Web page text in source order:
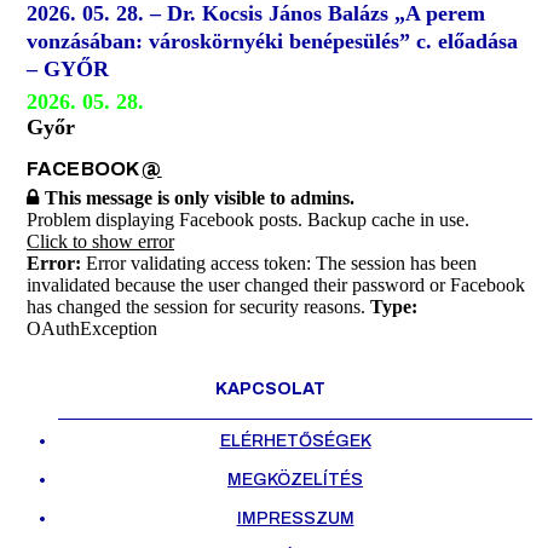
2026. 05. 28. – Dr. Kocsis János Balázs „A perem
vonzásában: városkörnyéki benépesülés” c. előadása
– GYŐR
2026. 05. 28.
Győr
FACEBOOK@
This message is only visible to admins.
Problem displaying Facebook posts. Backup cache in use.
Click to show error
Error: Error validating access token: The session has been
invalidated because the user changed their password or Facebook
has changed the session for security reasons. Type:
OAuthException
KAPCSOLAT
ELÉRHETŐSÉGEK
MEGKÖZELÍTÉS
IMPRESSZUM